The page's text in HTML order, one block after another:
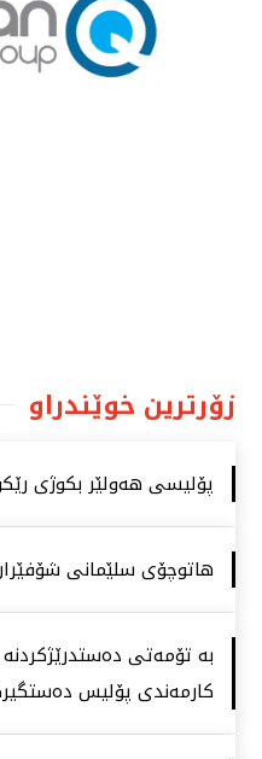
زۆرترین خوێندراو
پۆلیسی هەولێر بكوژی
هاتوچۆی سلێمانی
بە تۆمەتی
كارمەندی پۆلیس